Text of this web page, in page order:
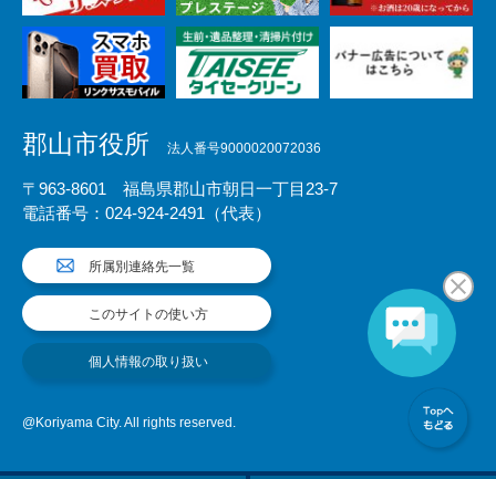
郡山市役所 法人番号9000020072036
〒963-8601 福島県郡山市朝日一丁目23-7
電話番号：024-924-2491（代表）
所属別連絡先一覧
このサイトの使い方
個人情報の取り扱い
@Koriyama City. All rights reserved.